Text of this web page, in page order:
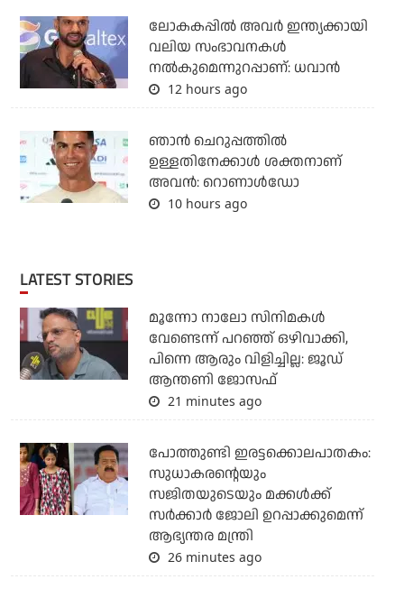
ലോകകപ്പിൽ അവര്‍ ഇന്ത്യക്കായി
വലിയ സംഭാവനകള്‍
നല്‍കുമെന്നുറപ്പാണ്: ധവാന്‍
12 hours ago
ഞാന്‍ ചെറുപ്പത്തില്‍
ഉള്ളതിനേക്കാള്‍ ശക്തനാണ്
അവന്‍: റൊണാള്‍ഡോ
10 hours ago
LATEST STORIES
മൂന്നോ നാലോ സിനിമകൾ
വേണ്ടെന്ന് പറഞ്ഞ് ഒഴിവാക്കി,
പിന്നെ ആരും വിളിച്ചില്ല: ജൂഡ്
ആന്തണി ജോസഫ്
21 minutes ago
പോത്തുണ്ടി ഇരട്ടക്കൊലപാതകം:
സുധാകരന്റെയും
സജിതയുടെയും മക്കള്‍ക്ക്
സര്‍ക്കാര്‍ ജോലി ഉറപ്പാക്കുമെന്ന്
ആഭ്യന്തര മന്ത്രി
26 minutes ago